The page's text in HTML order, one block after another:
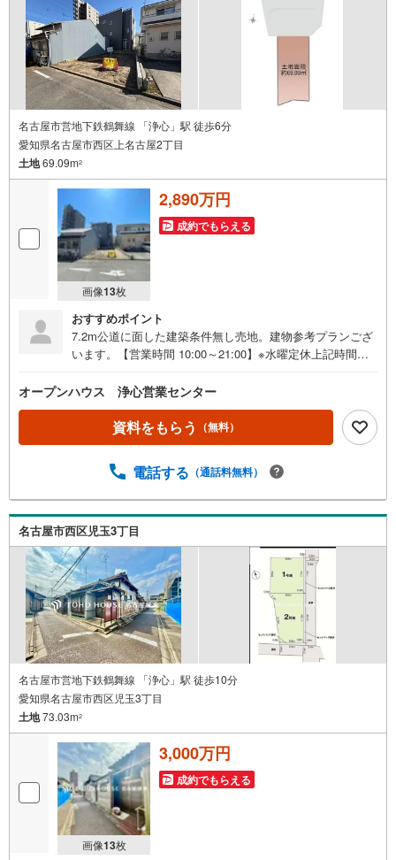
名古屋市営地下鉄鶴舞線 「浄心」駅 徒歩6分
愛知県名古屋市西区上名古屋2丁目
土地69.09m2
画像13枚
2,890万円
成約でもらえる
おすすめポイント
7.2m公道に面した建築条件無し売地。建物参考プランござ
います。【営業時間 10:00～21:00】※水曜定休上記時間は
絡ください！現地を見学される場合は「室内・現地を見学
する（無料）」ボタンよりご希望の日時をご記入いただけ
ますとスムーズにご案内が可能です。◎現地のご案内につ
いて・平日や夜遅い時間帯もご案内が可能 ※定休日を除
ます。・車でご自宅や最寄り駅等、ご指定の場所まで送迎
P相談会 無料物件のご紹介だけでなく住宅ローン・資金
のご相談、まずは家探しについて話を聞きたいという方も
大歓迎です！年間8000棟以上の限定物件を発表しているオ
ープンハウスだから出会える物件が多数ございます。ぜひ
お気軽にご連絡・ご相談ください！※限定物件:当社のみ、
もしくは当社を含めた数社でのみご紹介可能なオープンハ
ウス・ディベロップメントの物件
オープンハウス 浄心営業センター
資料をもらう （無料）
電話する （通話料無料）
名古屋市西区児玉3丁目
名古屋市営地下鉄鶴舞線 「浄心」駅 徒歩10分
愛知県名古屋市西区児玉3丁目
土地73.03m2
画像13枚
3,000万円
成約でもらえる